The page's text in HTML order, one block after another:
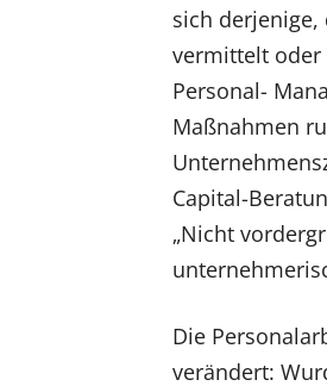
sich
vermittelt oder
Personal-
Maßnahmen
Capital-
„Nicht
Die
verändert: